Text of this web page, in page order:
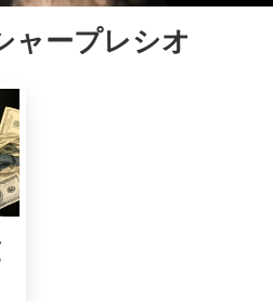
ャープレシオ